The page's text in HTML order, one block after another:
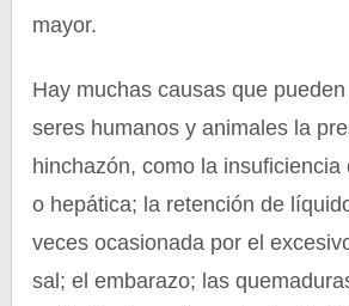
mayor.
Hay muchas causas que
seres humanos y animales la
hinchazón, como la insuficiencia
o hepática; la retención de
veces ocasionada por el
sal; el embarazo; las